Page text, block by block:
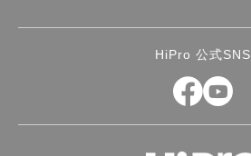
HiPro 公式SNS